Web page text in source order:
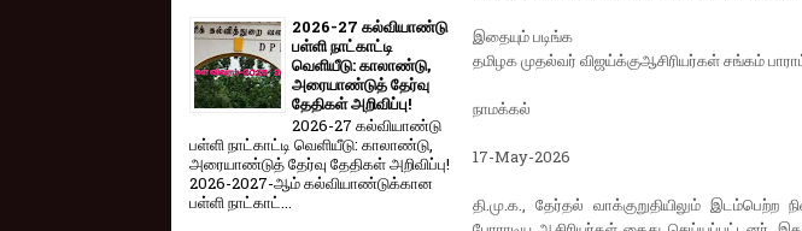
இதையும் படிங்க
தமிழக முதல்வர் விஜய்க்குஆசிரியர்கள் சங்கம்
நாமக்கல்
17-May-2026
தி.மு.க., தேர்தல் வாக்குறுதியிலும் இடம்பெற்ற
2026-27 கல்வியாண்டு
பள்ளி நாட்காட்டி
வெளியீடு: காலாண்டு,
அரையாண்டுத் தேர்வு
தேதிகள் அறிவிப்பு!
2026-27 கல்வியாண்டு
பள்ளி நாட்காட்டி வெளியீடு: காலாண்டு,
அரையாண்டுத் தேர்வு தேதிகள் அறிவிப்பு!
2026-2027-ஆம் கல்வியாண்டுக்கான
பள்ளி நாட்காட்...